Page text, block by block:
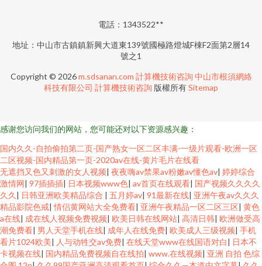
電話：1343522**
地址：中山市古鎮鎮新興大道東139號國極路燈城F棟F2面第2層14
號之1
Copyright © 2026m.sdsanan.com 計算機技術咨詢 中山市根須網絡
科技有限公司 計算機技術咨詢 版權所有Sitemap
感谢您访问我们的网站，您可能还对以下资源感兴趣：
国内久久-自拍偷拍第二页-国产熟女一区二区丰满-一级片观看-欧洲一区
二区视频-国内精品第一页-2020av在线-黄片毛片在线看
无遮挡又色又刺激的女人视频| 夜夜嗨av禁果av粉嫩av懂色av| 婷婷综合
激情网| 97插插插| 日本视频www色| av首页在线观看| 国产视频久久久久
久久 | 日韩亚洲欧美精品综合 | 五月婷av| 91最新在线| 亚洲午夜av久久久
精品影院色戒|情侣黄网站大全免费看| 亚洲午夜精品一区二区三区| 黄色
a在线| 成在线人视频免费视频| 欧美日韩在线网站| 高清日韩| 欧洲做受高
潮免费看| 男人天堂手机在线| 成年人在线免费| 欧美成人三级视频| 手机
看片1024欧美| 人与动牲交av免费| 在线天堂www在线国语对白| 日本不
卡视频在线| 国内精品免费视频自在线拍| www.在线视频| 亚洲 自拍 色综